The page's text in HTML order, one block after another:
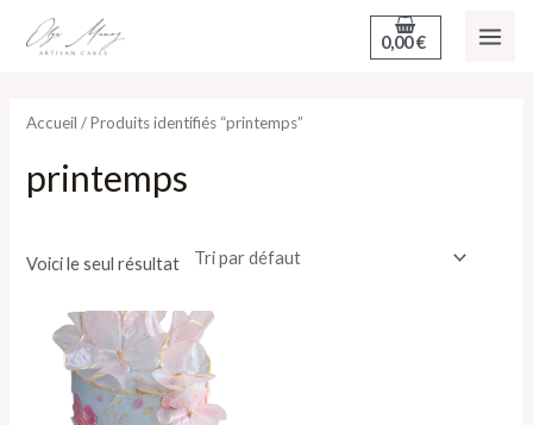
0,00€
Accueil / Produits identifiés “printemps”
printemps
Voici le seul résultat